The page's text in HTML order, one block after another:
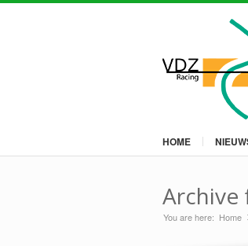
HOME
Archive
You are here: Home